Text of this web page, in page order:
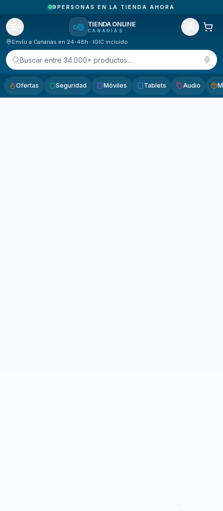
9 PERSONAS EN LA TIENDA AHORA
TIENDA ONLINE
CANARIAS
Envío a Canarias en 24-48h · IGIC incluido
Buscar entre 34.000+ productos…
Ofertas Seguridad Móviles Tablets Audio